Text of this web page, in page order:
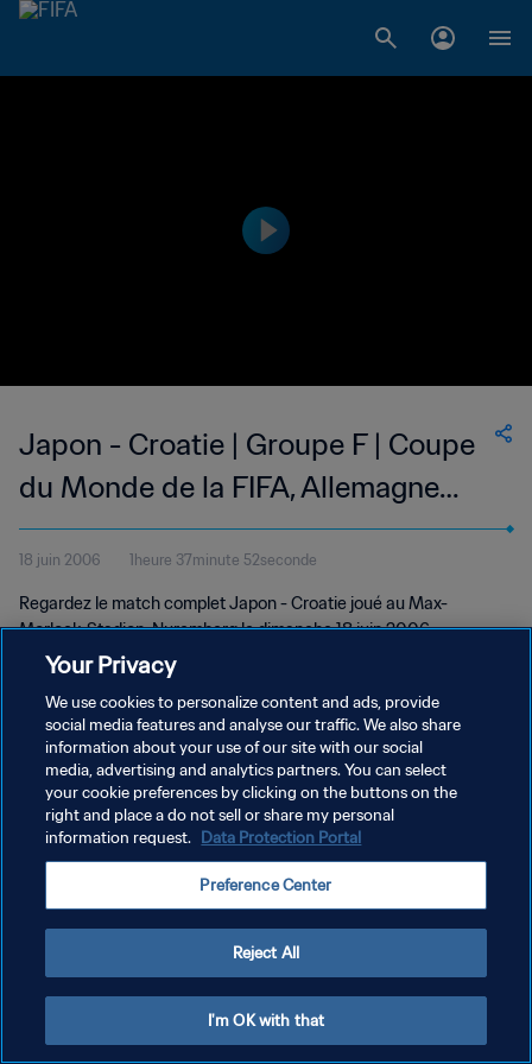
Japon - Croatie | Groupe F | Coupe
du Monde de la FIFA, Allemagne
2006™ | Match complet
18 juin 2006 1heure 37minute 52seconde
Regardez le match complet Japon - Croatie joué au Max-
Morlock-Stadion, Nuremberg le dimanche 18 juin 2006.
POLITIQUE DE CONFIDENTIALITÉ
CONDITIONS D'UTILISATION
GÉRER VOS PRÉFÉRENCES SUR LES COOKIES
Your Privacy
We use cookies to personalize content and ads, provide
social media features and analyse our traffic. We also share
information about your use of our site with our social
media, advertising and analytics partners. You can select
your cookie preferences by clicking on the buttons on the
right and place a do not sell or share my personal
information request. Data Protection Portal
Preference Center
Reject All
I'm OK with that